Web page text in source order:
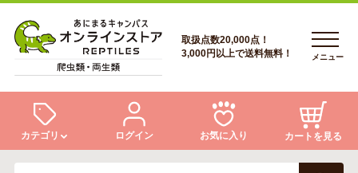
取扱点数20,000点！
3,000円以上で送料無料！
メニュー
カテゴリ ログイン お気に入り カートを見る